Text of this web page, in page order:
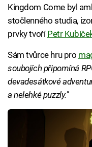
Kingdom Come byl
stočlenného studia,
prvky tvoříPetr
Sám tvůrce hru pro
soubojích připomíná
devadesátkové
a nelehké puzzly."